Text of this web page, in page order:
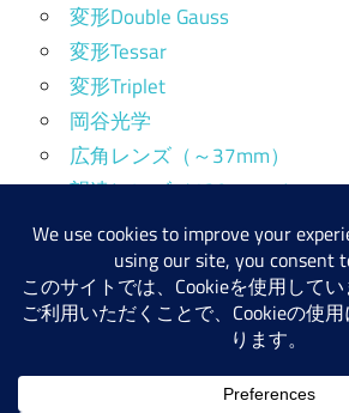
変形Double Gauss
変形Tessar
変形Triplet
岡谷光学
広角レンズ（～37mm）
望遠レンズ（130mm～）
標準レンズ（38～64mm）
産業用レンズ
WordPress テーマ: Maxwell